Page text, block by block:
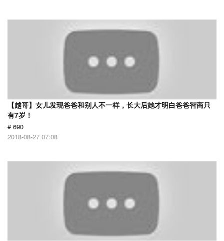
【越哥】女儿发现爸爸和别人不一样，长大后她才明白爸爸智商只
有7岁！
# 690
2018-08-27 07:08